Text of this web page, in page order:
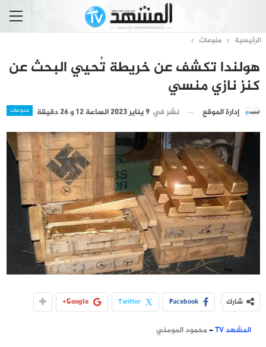
الرئيسية منوعات
هولندا تكشف عن خريطة تُحيي البحث عن
كنز نازي منسي
منوعات إدارة الموقع نشر في 9 يناير 2023 الساعة 12 و 26 دقيقة
شارك Facebook
Twitter
Google+
المشهد TV –محمود المومني